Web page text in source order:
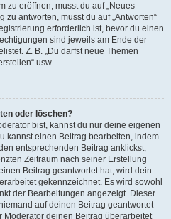
zu eröffnen, musst du auf „Neues
zu antworten, musst du auf „Antworten“
erforderlich ist, bevor du einen
sind jeweils am Ende der
Z. B. „Du darfst neue Themen
usw.
oder löschen?
bist, kannst du nur deine eigenen
kannst einen Beitrag bearbeiten, indem
entsprechenden Beitrag anklickst;
Zeitraum nach seiner Erstellung
Beitrag geantwortet hat, wird dein
gekennzeichnet. Es wird sowohl
der Bearbeitungen angezeigt. Dieser
auf deinen Beitrag geantwortet
Moderator deinen Beitrag überarbeitet